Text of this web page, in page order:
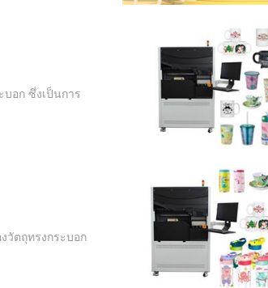
อก ซึ่งเป็นการ
วัตถุทรงกระบอก